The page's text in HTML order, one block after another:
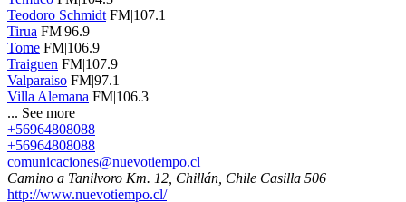
Teodoro Schmidt FM|107.1
Tirua FM|96.9
Tome FM|106.9
Traiguen FM|107.9
Valparaiso FM|97.1
Villa Alemana FM|106.3
... See more
+56964808088
+56964808088
comunicaciones@nuevotiempo.cl
Camino a Tanilvoro Km. 12, Chillán, Chile Casilla 506
http://www.nuevotiempo.cl/